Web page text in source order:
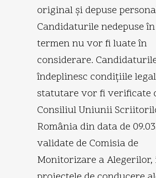
original şi depuse
Candidaturile nedepuse în
termen nu vor fi luate în
considerare.
îndeplinesc condiţiile
statutare vor fi verificate
Consiliul Uniunii
România din data de
validate de Comisia de
Monitorizare a Alegerilor,